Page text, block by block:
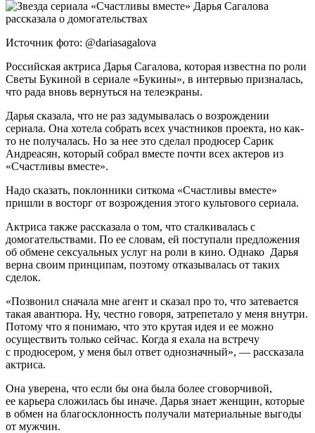
Источник фото: @dariasagalova
Российская актриса Дарья Сагалова, которая известна по роли
Светы Букиной в сериале «Букины», в интервью призналась,
что рада вновь вернуться на телеэкраны.
Дарья сказала, что не раз задумывалась о возрождении
сериала. Она хотела собрать всех участников проекта, но как-
то не получалась. Но за нее это сделал продюсер Сарик
Андреасян, который собрал вместе почти всех актеров из
«Счастливы вместе».
Надо сказать, поклонники ситкома «Счастливы вместе»
пришли в восторг от возрождения этого культового сериала.
Актриса также рассказала о том, что сталкивалась с
домогательствами. По ее словам, ей поступали предложения
об обмене сексуальных услуг на роли в кино. Однако Дарья
верна своим принципам, поэтому отказывалась от таких
сделок.
«Позвонил сначала мне агент и сказал про то, что затевается
такая авантюра. Ну, честно говоря, затрепетало у меня внутри.
Потому что я понимаю, что это крутая идея и ее можно
осуществить только сейчас. Когда я ехала на встречу
с продюсером, у меня был ответ однозначный», — рассказала
актриса.
Она уверена, что если бы она была более сговорчивой,
ее карьера сложилась бы иначе. Дарья знает женщин, которые
в обмен на благосклонность получали материальные выгоды
от мужчин.